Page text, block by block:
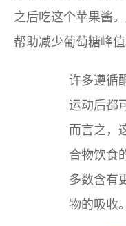
之后吃这个苹果酱
帮助减少葡萄糖峰值
许多遵循
运动后都
而言之，
合物饮食
多数含有
物的吸收。